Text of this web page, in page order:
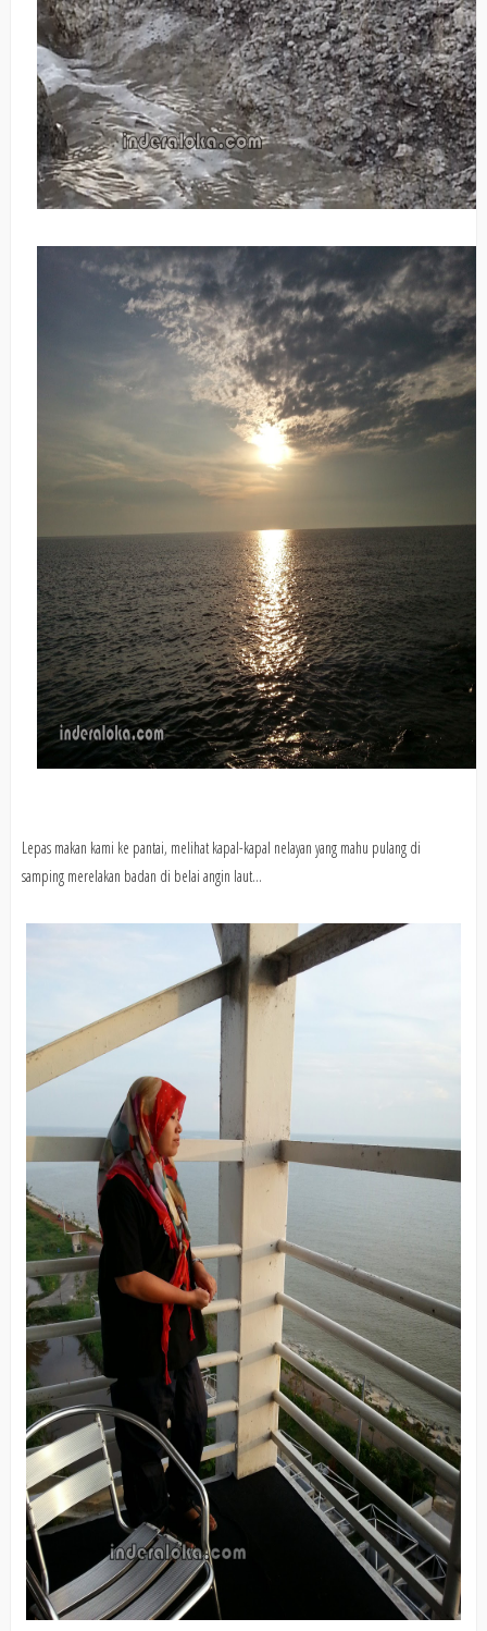
Lepas makan kami ke pantai, melihat kapal-kapal nelayan yang mahu pulang di
samping merelakan badan di belai angin laut...